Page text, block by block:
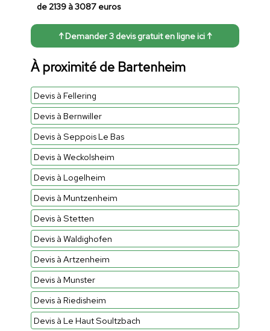
de 2139 à 3087 euros
↑ Demander 3 devis gratuit en ligne ici ↑
À proximité de Bartenheim
Devis à Fellering
Devis à Bernwiller
Devis à Seppois Le Bas
Devis à Weckolsheim
Devis à Logelheim
Devis à Muntzenheim
Devis à Stetten
Devis à Waldighofen
Devis à Artzenheim
Devis à Munster
Devis à Riedisheim
Devis à Le Haut Soultzbach